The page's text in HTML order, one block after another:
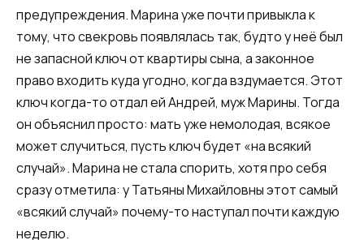
предупреждения. Марина уже почти привыкла к
тому, что свекровь появлялась так, будто у неё был
не запасной ключ от квартиры сына, а законное
право входить куда угодно, когда вздумается. Этот
ключ когда-то отдал ей Андрей, муж Марины. Тогда
он объяснил просто: мать уже немолодая, всякое
может случиться, пусть ключ будет «на всякий
случай». Марина не стала спорить, хотя про себя
сразу отметила: у Татьяны Михайловны этот самый
«всякий случай» почему-то наступал почти каждую
неделю.